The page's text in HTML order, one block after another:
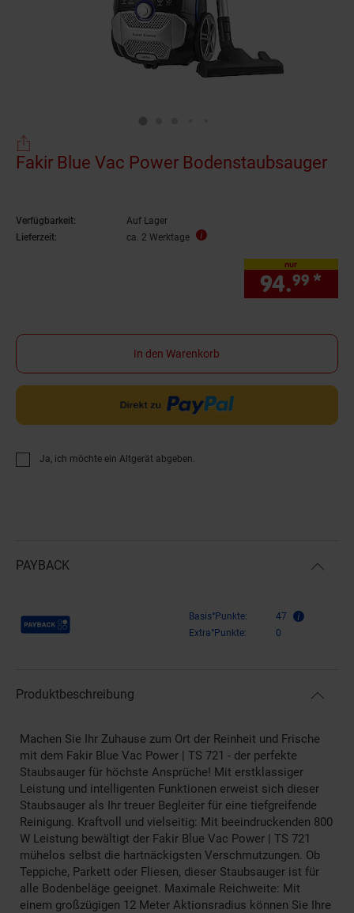
Fakir Blue Vac Power Bodenstaubsauger
Verfügbarkeit:
Auf Lager
Lieferzeit:
ca. 2 Werktage
nur
94.99 *
In den Warenkorb
Ja, ich möchte ein Altgerät abgeben.
PAYBACK
Payback Punkte Basis°Punkte:
47
Extra°Punkte:
0
Produktbeschreibung
Machen Sie Ihr Zuhause zum Ort der Reinheit und Frische
mit dem Fakir Blue Vac Power | TS 721 - der perfekte
Staubsauger für höchste Ansprüche! Mit erstklassiger
Leistung und intelligenten Funktionen erweist sich dieser
Staubsauger als Ihr treuer Begleiter für eine tiefgreifende
Reinigung. Kraftvoll und vielseitig: Mit beeindruckenden 800
W Leistung bewältigt der Fakir Blue Vac Power | TS 721
mühelos selbst die hartnäckigsten Verschmutzungen. Ob
Teppiche, Parkett oder Fliesen, dieser Staubsauger ist für
alle Bodenbeläge geeignet. Maximale Reichweite: Mit
einem großzügigen 12 Meter Aktionsradius können Sie Ihre